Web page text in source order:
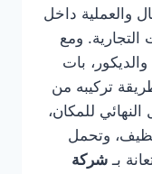
والعملية داخل
التجارية. ومع
بات
تركيبه من
للمكان،
وتحمل
بـ شركة